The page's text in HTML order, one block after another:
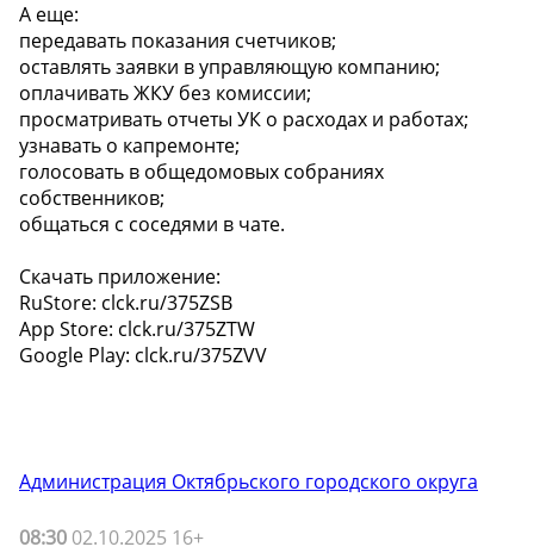
А еще:
передавать показания счетчиков;
оставлять заявки в управляющую компанию;
оплачивать ЖКУ без комиссии;
просматривать отчеты УК о расходах и работах;
узнавать о капремонте;
голосовать в общедомовых собраниях
собственников;
общаться с соседями в чате.
Скачать приложение:
RuStore: clck.ru/375ZSB
App Store: clck.ru/375ZTW
Google Play: clck.ru/375ZVV
Администрация Октябрьского городского округа
08:30 02.10.2025 16+